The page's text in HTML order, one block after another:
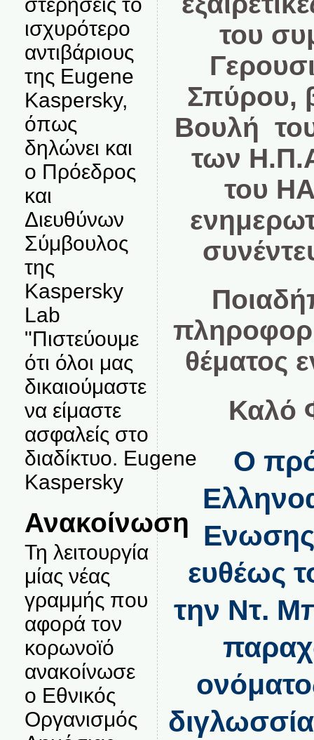
ισχυρότερο
αντιβάριους
της Eugene
Kaspersky,
όπως
δηλώνει και
ο Πρόεδρος
και
Διευθύνων
Σύμβουλος
της
Kaspersky
Lab
"Πιστεύουμε
ότι όλοι μας
δικαιούμαστε
να είμαστε
ασφαλείς στο
διαδίκτυο. Eugene
Kaspersky
Ανακοίνωση
Τη λειτουργία
μίας νέας
γραμμής που
αφορά τον
κορωνοϊό
ανακοίνωσε
ο Εθνικός
Οργανισμός
του
Σπύρου,
Βουλή
των
του
θέματος
Καλό
Ο
Ενωσης
ευθέως
την Ντ.